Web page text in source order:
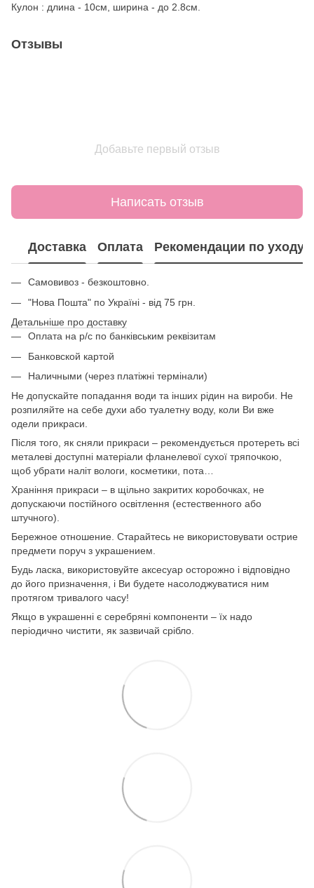
Кулон : длина - 10см, ширина - до 2.8см.
Отзывы
Добавьте первый отзыв
Написать отзыв
Доставка Оплата Рекомендации по уходу
Самовивоз - безкоштовно.
"Нова Пошта" по Україні - від 75 грн.
Детальніше про доставку
Оплата на р/с по банківським реквізитам
Банковской картой
Наличными (через платіжні термінали)
Не допускайте попадання води та інших рідин на вироби. Не
розпиляйте на себе духи або туалетну воду, коли Ви вже
одели прикраси.
Після того, як сняли прикраси – рекомендується протереть всі
металеві доступні матеріали фланелевої сухої тряпочкою,
щоб убрати наліт вологи, косметики, пота…
Храніння прикраси – в щільно закритих коробочках, не
допускаючи постійного освітлення (естественного або
штучного).
Бережное отношение. Старайтесь не використовувати острие
предмети поруч з украшением.
Будь ласка, використовуйте аксесуар осторожно і відповідно
до його призначення, і Ви будете насолоджуватися ним
протягом тривалого часу!
Якщо в украшенні є серебряні компоненти – їх надо
періодично чистити, як зазвичай срібло.